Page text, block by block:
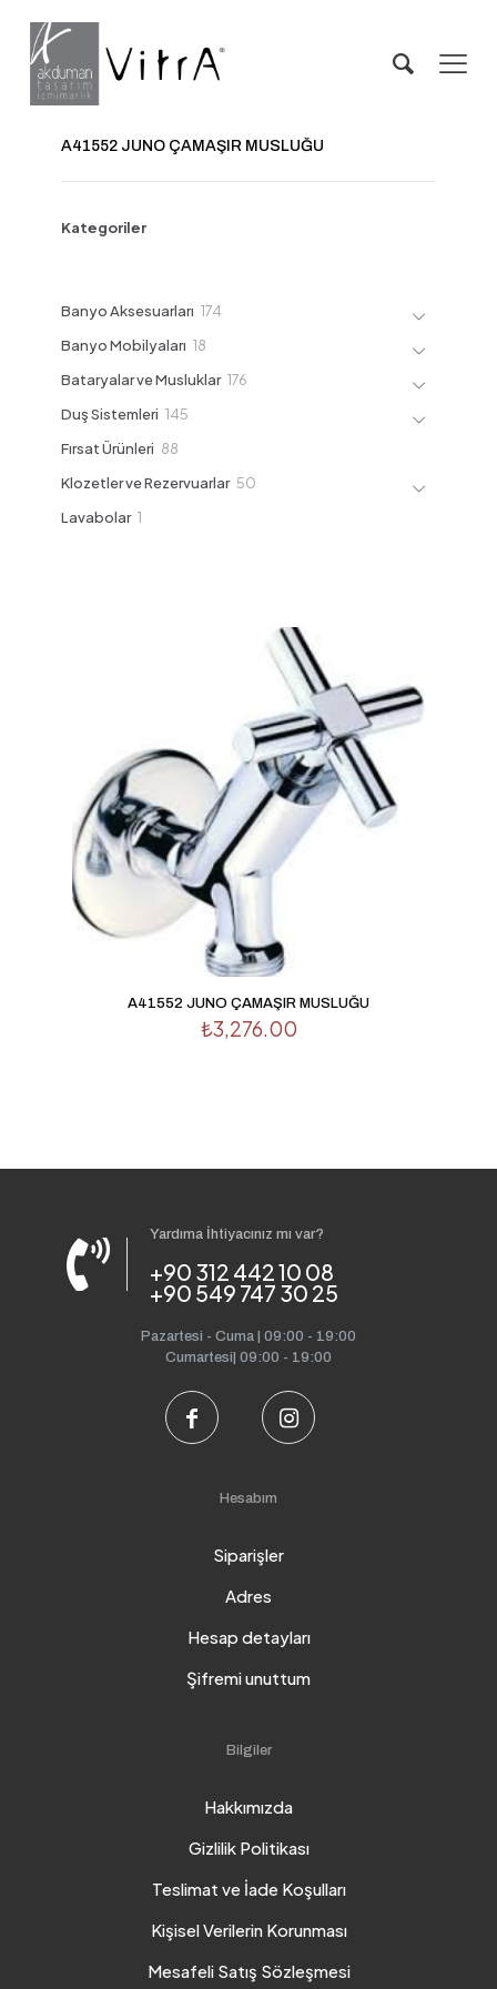
A41552 JUNO ÇAMAŞIR MUSLUĞU
Kategoriler
Banyo Aksesuarları 174
Banyo Mobilyaları 18
Bataryalar ve Musluklar 176
Duş Sistemleri 145
Fırsat Ürünleri 88
Klozetler ve Rezervuarlar 50
Lavabolar 1
A41552 JUNO ÇAMAŞIR MUSLUĞU
₺3,276.00
Yardıma İhtiyacınız mı var?
+90 312 442 10 08
+90 549 747 30 25
Pazartesi - Cuma | 09:00 - 19:00
Cumartesi| 09:00 - 19:00
Hesabım
Siparişler
Adres
Hesap detayları
Şifremi unuttum
Bilgiler
Hakkımızda
Gizlilik Politikası
Teslimat ve İade Koşulları
Kişisel Verilerin Korunması
Mesafeli Satış Sözleşmesi